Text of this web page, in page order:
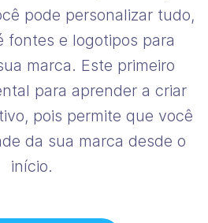
pode personalizar tudo,
fontes e logotipos para
marca. Este primeiro
para aprender a criar
pois permite que você
da sua marca desde o
início.